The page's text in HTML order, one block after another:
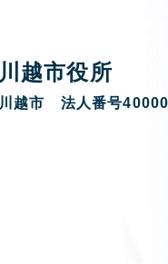
川越市役所
川越市 法人番号